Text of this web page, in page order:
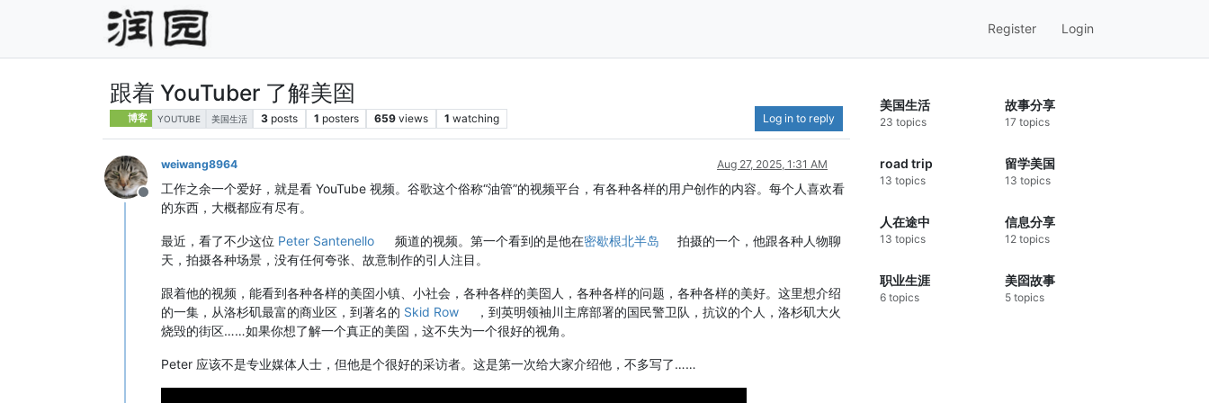
Register Login
跟着 YouTuber 了解美囶
博客 YOUTUBE 美国生活 3 posts 1 posters 659 views 1 watching Log in to reply
Offline
weiwang8964 Aug 27, 2025, 1:31 AM
工作之余一个爱好，就是看 YouTube 视频。谷歌这个俗称“油管”的视频平台，有各种各样的用户创作的内容。每个人喜欢看
的东西，大概都应有尽有。
最近，看了不少这位 Peter Santenello 频道的视频。第一个看到的是他在密歇根北半岛
拍摄的一个，他跟各种人物聊
天，拍摄各种场景，没有任何夸张、故意制作的引人注目。
跟着他的视频，能看到各种各样的美囶小镇、小社会，各种各样的美囶人，各种各样的问题，各种各样的美好。这里想介绍
的一集，从洛杉矶最富的商业区，到著名的 Skid Row
，到英明领袖川主席部署的国民警卫队，抗议的个人，洛杉矶大火
烧毁的街区……如果你想了解一个真正的美囶，这不失为一个很好的视角。
Peter 应该不是专业媒体人士，但他是个很好的采访者。这是第一次给大家介绍他，不多写了……
美国生活
23 topics
故事分享
17 topics
road trip
13 topics
留学美国
13 topics
人在途中
13 topics
信息分享
12 topics
职业生涯
6 topics
美囶故事
5 topics